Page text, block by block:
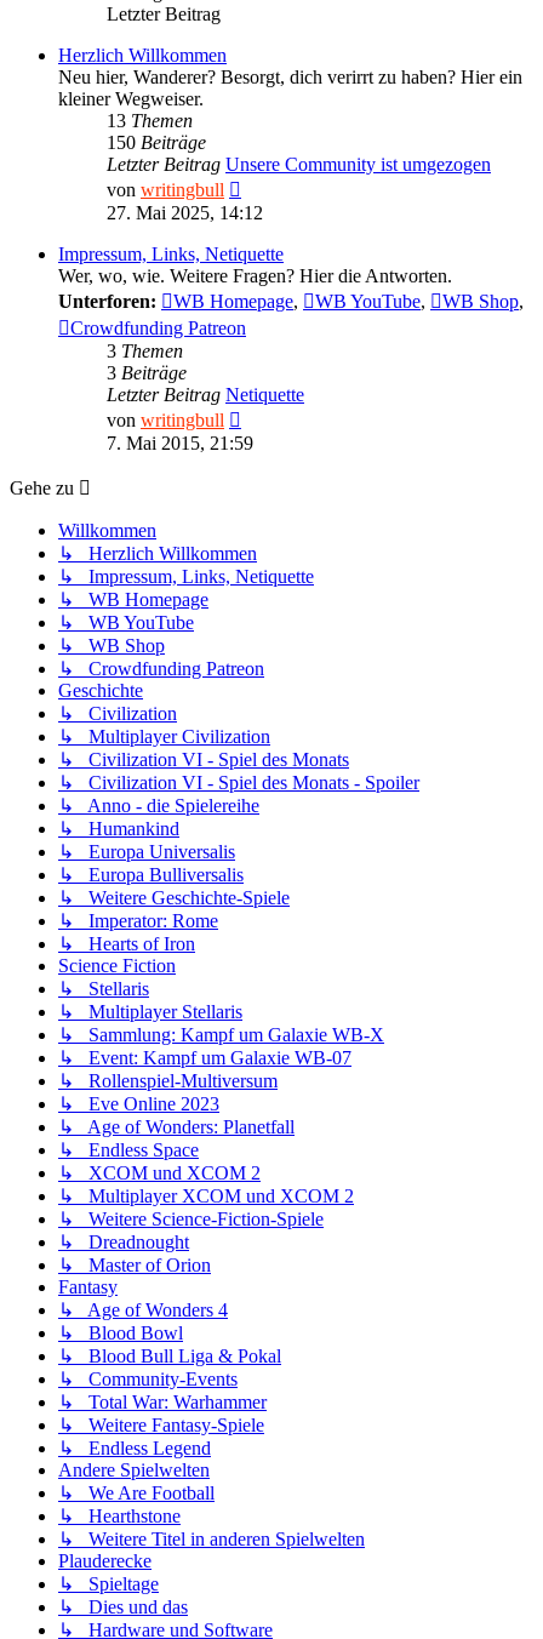
Letzter Beitrag
Herzlich Willkommen
Neu hier, Wanderer? Besorgt, dich verirrt zu haben? Hier ein
kleiner Wegweiser.
13 Themen
150 Beiträge
Letzter Beitrag Unsere Community ist umgezogen
von writingbull
Beitrag
27. Mai 2025, 14:12
Impressum, Links, Netiquette
Wer, wo, wie. Weitere Fragen? Hier die Antworten.
Unterforen:
WB Homepage, WB YouTube, WB Shop,
Crowdfunding Patreon
3 Themen
3 Beiträge
Letzter Beitrag Netiquette
von writingbull
Beitrag
7. Mai 2015, 21:59
Gehe zu
Willkommen
↳ Herzlich Willkommen
↳ Impressum, Links, Netiquette
↳ WB Homepage
↳ WB YouTube
↳ WB Shop
↳ Crowdfunding Patreon
Geschichte
↳ Civilization
↳ Multiplayer Civilization
↳ Civilization VI - Spiel des Monats
↳ Civilization VI - Spiel des Monats - Spoiler
↳ Anno - die Spielereihe
↳ Humankind
↳ Europa Universalis
↳ Europa Bulliversalis
↳ Weitere Geschichte-Spiele
↳ Imperator: Rome
↳ Hearts of Iron
Science Fiction
↳ Stellaris
↳ Multiplayer Stellaris
↳ Sammlung: Kampf um Galaxie WB-X
↳ Event: Kampf um Galaxie WB-07
↳ Rollenspiel-Multiversum
↳ Eve Online 2023
↳ Age of Wonders: Planetfall
↳ Endless Space
↳ XCOM und XCOM 2
↳ Multiplayer XCOM und XCOM 2
↳ Weitere Science-Fiction-Spiele
↳ Dreadnought
↳ Master of Orion
Fantasy
↳ Age of Wonders 4
↳ Blood Bowl
↳ Blood Bull Liga & Pokal
↳ Community-Events
↳ Total War: Warhammer
↳ Weitere Fantasy-Spiele
↳ Endless Legend
Andere Spielwelten
↳ We Are Football
↳ Hearthstone
↳ Weitere Titel in anderen Spielwelten
Plauderecke
↳ Spieltage
↳ Dies und das
↳ Hardware und Software